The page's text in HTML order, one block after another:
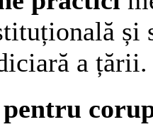
și
a țării.